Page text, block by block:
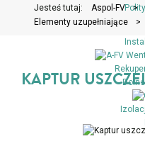
Jesteś tutaj: Aspol-FV >
Elementy uzupełniające
>
KAPTUR